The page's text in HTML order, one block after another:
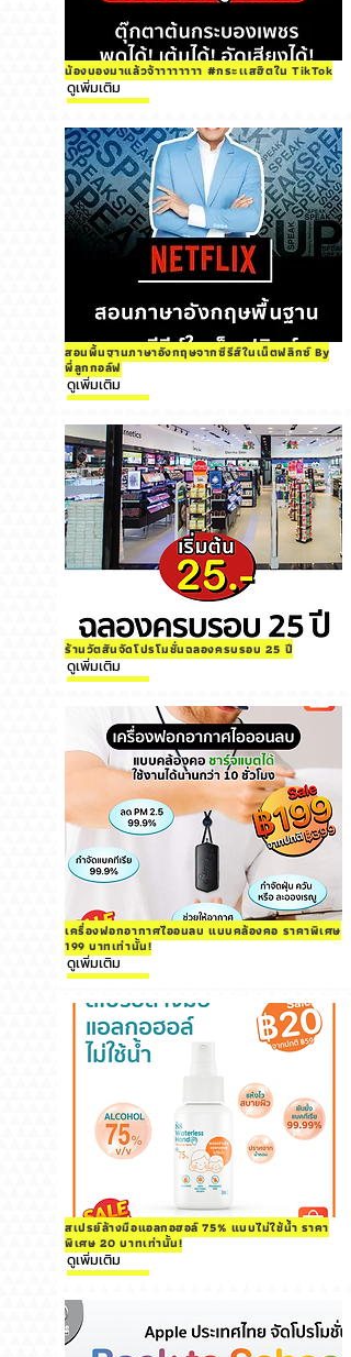
น้องบองมาแล้วจ้าาาาาาาา #กระเเสฮิตใน TikTok
ดูเพิ่มเติม
สอนพื้นฐานภาษาอังกฤษจากซีรีส์ในเน็ตฟลิกซ์ By
พี่ลูกกอล์ฟ
ดูเพิ่มเติม
ร้านวัตสันจัดโปรโมชั่นฉลองครบรอบ 25 ปี
ดูเพิ่มเติม
เครื่องฟอกอากาศไออนลบ แบบคล้องคอ ราคาพิเศษ
199 บาทเท่านั้น!
ดูเพิ่มเติม
สเปรย์ล้างมือแอลกอฮอล์ 75% แบบไม่ใช้น้ำ ราคา
พิเศษ 20 บาทเท่านั้น!
ดูเพิ่มเติม